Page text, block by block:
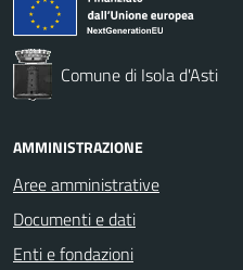
Comune di Isola d'Asti
AMMINISTRAZIONE
Aree amministrative
Documenti e dati
Enti e fondazioni